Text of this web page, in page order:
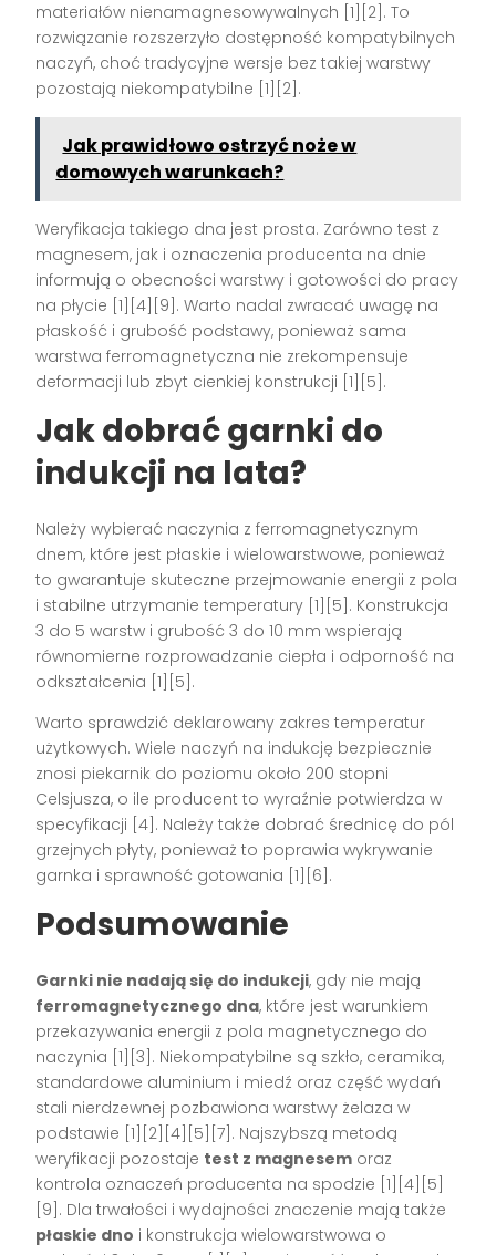
materiałów nienamagnesowywalnych [1][2]. To
rozwiązanie rozszerzyło dostępność kompatybilnych
naczyń, choć tradycyjne wersje bez takiej warstwy
pozostają niekompatybilne [1][2].
Jak prawidłowo ostrzyć noże w
domowych warunkach?
Weryfikacja takiego dna jest prosta. Zarówno test z
magnesem, jak i oznaczenia producenta na dnie
informują o obecności warstwy i gotowości do pracy
na płycie [1][4][9]. Warto nadal zwracać uwagę na
płaskość i grubość podstawy, ponieważ sama
warstwa ferromagnetyczna nie zrekompensuje
deformacji lub zbyt cienkiej konstrukcji [1][5].
Jak dobrać garnki do
indukcji na lata?
Należy wybierać naczynia z ferromagnetycznym
dnem, które jest płaskie i wielowarstwowe, ponieważ
to gwarantuje skuteczne przejmowanie energii z pola
i stabilne utrzymanie temperatury [1][5]. Konstrukcja
3 do 5 warstw i grubość 3 do 10 mm wspierają
równomierne rozprowadzanie ciepła i odporność na
odkształcenia [1][5].
Warto sprawdzić deklarowany zakres temperatur
użytkowych. Wiele naczyń na indukcję bezpiecznie
znosi piekarnik do poziomu około 200 stopni
Celsjusza, o ile producent to wyraźnie potwierdza w
specyfikacji [4]. Należy także dobrać średnicę do pól
grzejnych płyty, ponieważ to poprawia wykrywanie
garnka i sprawność gotowania [1][6].
Podsumowanie
Garnki nie nadają się do indukcji, gdy nie mają
ferromagnetycznego dna, które jest warunkiem
przekazywania energii z pola magnetycznego do
naczynia [1][3]. Niekompatybilne są szkło, ceramika,
standardowe aluminium i miedź oraz część wydań
stali nierdzewnej pozbawiona warstwy żelaza w
podstawie [1][2][4][5][7]. Najszybszą metodą
weryfikacji pozostaje test z magnesem oraz
kontrola oznaczeń producenta na spodzie [1][4][5]
[9]. Dla trwałości i wydajności znaczenie mają także
płaskie dno i konstrukcja wielowarstwowa o